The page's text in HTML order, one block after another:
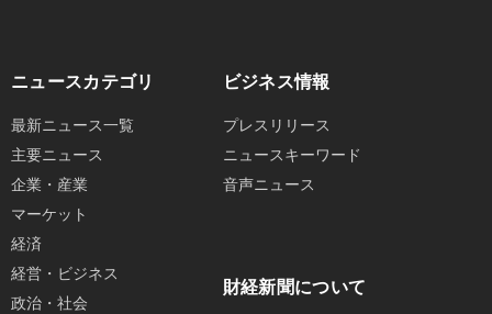
ニュースカテゴリ
最新ニュース一覧
主要ニュース
企業・産業
マーケット
経済
経営・ビジネス
政治・社会
ビジネス情報
プレスリリース
ニュースキーワード
音声ニュース
財経新聞について